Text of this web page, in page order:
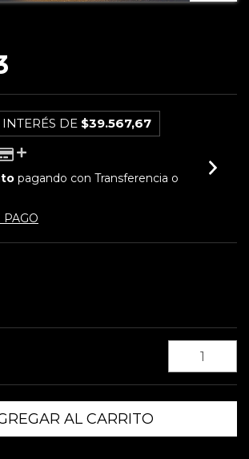
DE $39.567,67
pagando con Transferencia o